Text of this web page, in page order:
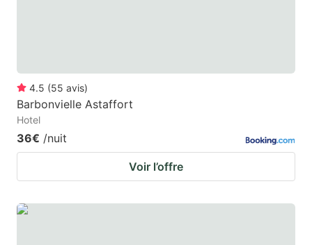
4.5 (55 avis)
Barbonvielle Astaffort
Hotel
36€ /nuit
Voir l’offre